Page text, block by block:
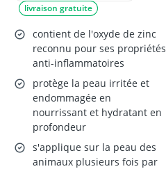
livraison gratuite
contient de l'oxyde de zinc
reconnu pour ses propriétés
anti-inflammatoires
protège la peau irritée et
endommagée en
nourrissant et hydratant en
profondeur
s'applique sur la peau des
animaux plusieurs fois par